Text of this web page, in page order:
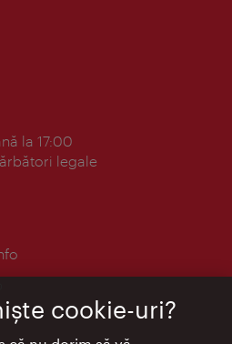
la 17:00
legale
cookie-uri?